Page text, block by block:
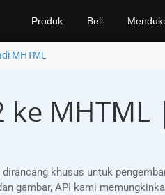
Produk Beli
MHTML
ke
khusus untuk
gambar, API kami